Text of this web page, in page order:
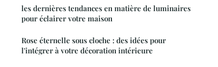
les dernières tendances en matière de luminaires
pour éclairer votre maison
Rose éternelle sous cloche : des idées pour
l'intégrer à votre décoration intérieure